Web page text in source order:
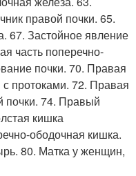
правой почки. 65.
67. Застойное явление
часть поперечно-
почки. 70. Правая
протоками. 72. Правая
почки. 74. Правый
кишка
ободочная кишка.
80. Матка у женщин,